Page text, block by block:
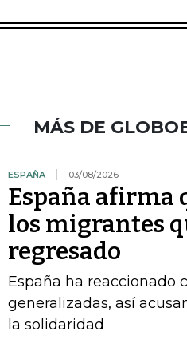
MÁS DE
ESPAÑA 03/08/2026
España afirma
los migrantes
regresado
España ha reaccionado
generalizadas, así
la solidaridad